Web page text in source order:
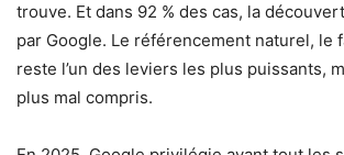
trouve. Et dans 92 % des cas, la
par Google. Le référencement naturel, le
reste l’un des leviers les plus puissants,
plus mal compris.